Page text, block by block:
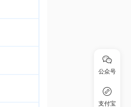
公众号
支付宝